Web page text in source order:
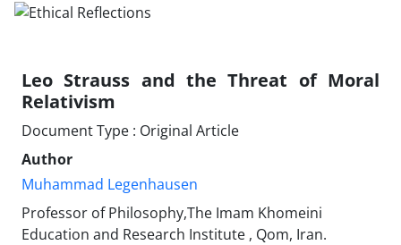
Leo Strauss and the Threat of Moral
Relativism
Document Type : Original Article
Author
Muhammad Legenhausen
Professor of Philosophy,The Imam Khomeini
Education and Research Institute , Qom, Iran.